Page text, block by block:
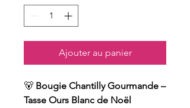
Ajouter au panier
🐻 Bougie Chantilly Gourmande –
Tasse Ours Blanc de Noël